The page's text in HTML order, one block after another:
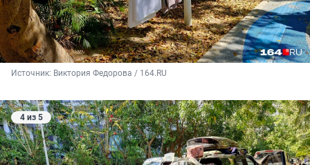
Источник: Виктория Федорова / 164.RU
4 из 5